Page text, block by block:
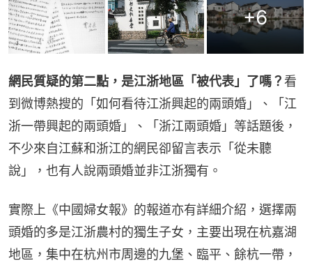
+6
網民質疑的第二點，是江浙地區「被代表」了嗎？看
到微博熱搜的「如何看待江浙興起的兩頭婚」、「江
浙一帶興起的兩頭婚」、「浙江兩頭婚」等話題後，
不少來自江蘇和浙江的網民卻留言表示「從未聽
說」，也有人說兩頭婚並非江浙獨有。
實際上《中國婦女報》的報道亦有詳細介紹，選擇兩
頭婚的多是江浙農村的獨生子女，主要出現在杭嘉湖
地區，集中在杭州市周邊的九堡、臨平、餘杭一帶，